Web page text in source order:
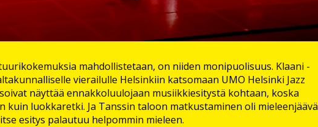
mahdollistetaan, on niiden monipuolisuus. Klaani -
vierailulle Helsinkiin katsomaan UMO Helsinki Jazz
näyttää ennakkoluulojaan musiikkiesitystä kohtaan, koska
kuin luokkaretki. Ja Tanssin taloon matkustaminen oli mieleenjäävä
esitys palautuu helpommin mieleen.